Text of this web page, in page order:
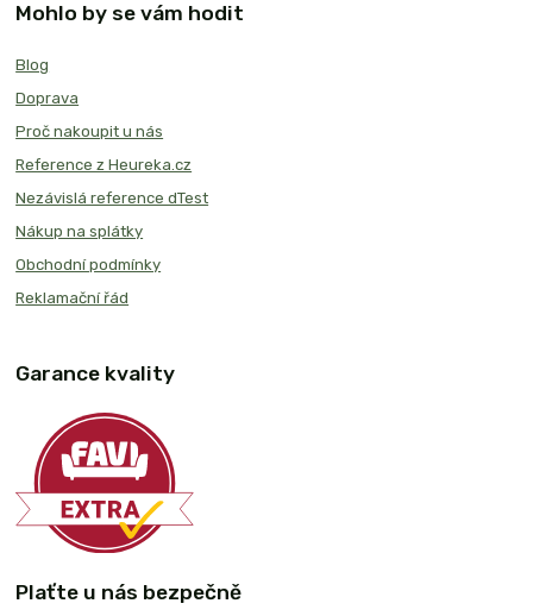
Mohlo by se vám hodit
Blog
Doprava
Proč nakoupit u nás
Reference z Heureka.cz
Nezávislá reference dTest
Nákup na splátky
Obchodní podmínky
Reklamační řád
Garance kvality
Plaťte u nás bezpečně